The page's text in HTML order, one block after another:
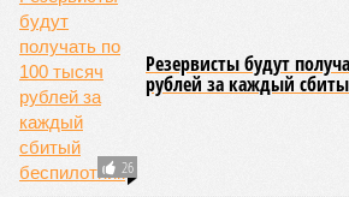
26
Резервисты будут
рублей за каждый